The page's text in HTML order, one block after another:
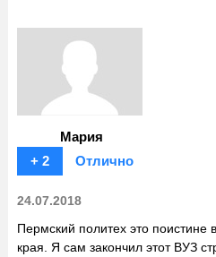
Мария
+ 2
Отлично
24.07.2018
Пермский политех это
края. Я сам закончил этот ВУЗ